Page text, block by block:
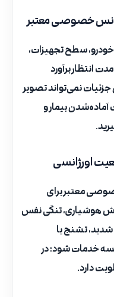
خصوصی معتبر
سطح تجهیزات،
انتظار برآورد
نمی‌تواند تصویر
بیمار و
اورژانسی
معتبر برای
هوشیاری، تنگی نفس
تشنج یا
خدمات شود؛ در